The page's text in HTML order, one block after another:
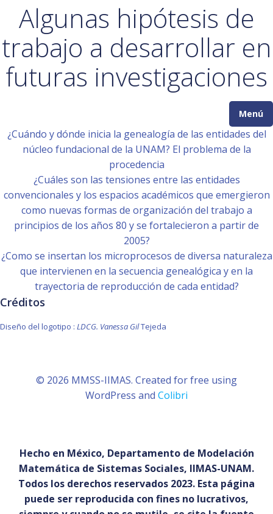
Algunas hipótesis de
trabajo a desarrollar en
futuras investigaciones
Menú
¿Cuándo y dónde inicia la genealogía de las entidades del
núcleo fundacional de la UNAM? El problema de la
procedencia
¿Cuáles son las tensiones entre las entidades
convencionales y los espacios académicos que emergieron
como nuevas formas de organización del trabajo a
principios de los años 80 y se fortalecieron a partir de
2005?
¿Como se insertan los microprocesos de diversa naturaleza
que intervienen en la secuencia genealógica y en la
trayectoria de reproducción de cada entidad?
Créditos
Diseño del logotipo : LDCG. Vanessa GilTejeda
© 2026 MMSS-IIMAS. Created for free using
WordPress and Colibri
Hecho en México, Departamento de Modelación
Matemática de Sistemas Sociales, IIMAS-UNAM.
Todos los derechos reservados 2023. Esta página
puede ser reproducida con fines no lucrativos,